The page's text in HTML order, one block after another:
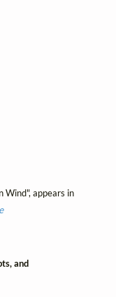
appears in
and